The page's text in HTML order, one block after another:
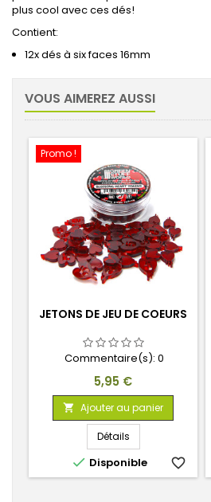
plus cool avec ces dés!
Contient:
12xdés à six faces 16mm
VOUS AIMEREZ AUSSI
Promo !
JETONS DE JEU DE COEURS
Commentaire(s): 0
Prix
5,95 €
 Ajouter au panier
Détails
 Disponible favorite_border